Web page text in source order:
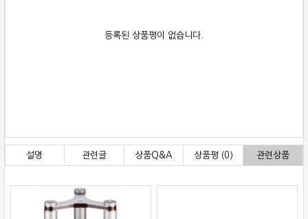
등록된 상품평이 없습니다.
설명 관련글 상품Q&A 상품평 (0) 관련상품